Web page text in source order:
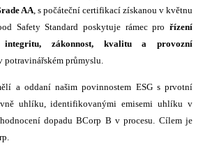
AA, s počáteční certifikací získanou v květnu
Safety Standard poskytuje rámec pro řízení
integritu, zákonnost, kvalitu a provozní
potravinářském průmyslu.​
a oddaní našim povinnostem ESG s prvotní
uhlíku, identifikovanými emisemi uhlíku v
dopadu BCorp B v procesu. Cílem je